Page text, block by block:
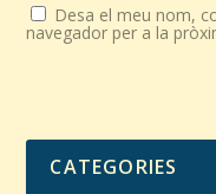
Desa el meu nom,
navegador per a la
CATEGORIES